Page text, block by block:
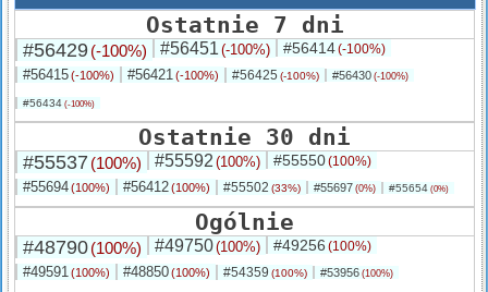
Ostatnie 7 dni
#56429(-100%) #56451 (-100%) #56414(-100%)
#56415(-100%) #56421(-100%) #56425 (-100%) #56430 (-100%)
#56434 (-100%)
Ostatnie 30 dni
#55537 (100%) #55592 (100%) #55550(100%)
#55694(100%) #56412(100%) #55502 (33%) #55697 (0%) #55654 (0%)
Ogólnie
#48790(100%) #49750(100%) #49256 (100%)
#49591(100%) #48850(100%) #54359 (100%) #53956 (100%)